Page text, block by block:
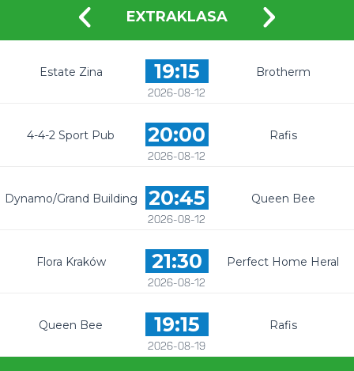
EXTRAKLASA
Estate Zina 19:15
2026-08-12
Brotherm
4-4-2 Sport Pub 20:00
2026-08-12
Rafis
Dynamo/Grand Building 20:45
2026-08-12
Queen Bee
Flora Kraków 21:30
2026-08-12
Perfect Home Heral
Queen Bee 19:15
2026-08-19
Rafis